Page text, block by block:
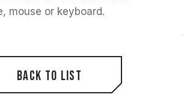
mouse or keyboard.
Back to List